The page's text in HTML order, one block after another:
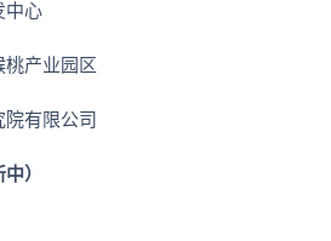
中心
桃产业园区
有限公司
）